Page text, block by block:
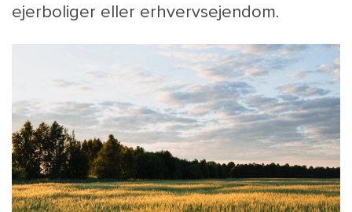
MAIN
MENU
SMALL
HR
ejerboliger eller erhvervsejendom.